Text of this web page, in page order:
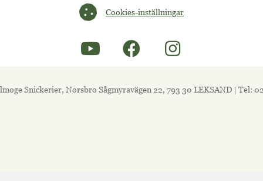
Cookies-inställningar
Cookies-inställningar
Snickerier, Norsbro Sågmyravägen 22, 793 30 LEKSAND | Tel: